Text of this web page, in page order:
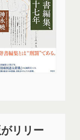
リリー